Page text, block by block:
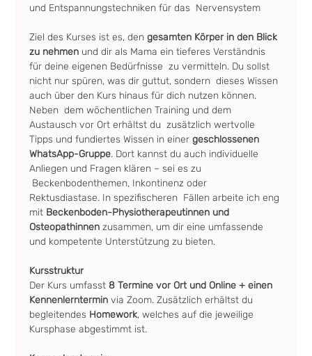
und Entspannungstechniken für das  Nervensystem
Ziel des Kurses ist es, den gesamten Körper in den Blick
zu nehmen und dir als Mama ein tieferes Verständnis
für deine eigenen Bedürfnisse  zu vermitteln. Du sollst
nicht nur spüren, was dir guttut, sondern  dieses Wissen
auch über den Kurs hinaus für dich nutzen können.
Neben  dem wöchentlichen Training und dem
Austausch vor Ort erhältst du  zusätzlich wertvolle
Tipps und fundiertes Wissen in einer geschlossenen
WhatsApp-Gruppe. Dort kannst du auch individuelle
Anliegen und Fragen klären – sei es zu
Beckenbodenthemen, Inkontinenz oder
Rektusdiastase. In spezifischeren  Fällen arbeite ich eng
mit Beckenboden-Physiotherapeutinnen und
Osteopathinnen zusammen, um dir eine umfassende
und kompetente Unterstützung zu bieten.
Kursstruktur
Der Kurs umfasst 8 Termine vor Ort und Online + einen
Kennenlerntermin via Zoom. Zusätzlich erhältst du
begleitendes Homework, welches auf die jeweilige
Kursphase abgestimmt ist.